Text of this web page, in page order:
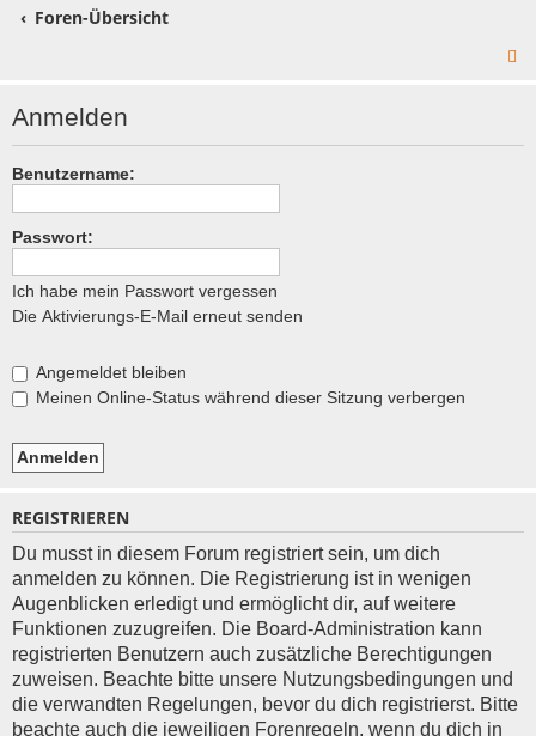
Foren-Übersicht
Anmelden
Benutzername:
Passwort:
Ich habe mein Passwort vergessen
Die Aktivierungs-E-Mail erneut senden
Angemeldet bleiben
Meinen Online-Status während dieser Sitzung verbergen
REGISTRIEREN
Du musst in diesem Forum registriert sein, um dich
anmelden zu können. Die Registrierung ist in wenigen
Augenblicken erledigt und ermöglicht dir, auf weitere
Funktionen zuzugreifen. Die Board-Administration kann
registrierten Benutzern auch zusätzliche Berechtigungen
zuweisen. Beachte bitte unsere Nutzungsbedingungen und
die verwandten Regelungen, bevor du dich registrierst. Bitte
beachte auch die jeweiligen Forenregeln, wenn du dich in